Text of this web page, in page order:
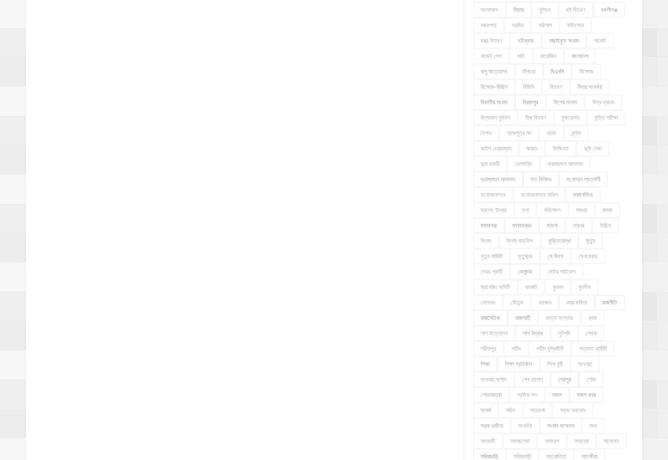
ফলোআপ ফিচার ফুটবল বই বিতরণ বকশীগঞ্জ
বজ্রপাত বড়দিন বরিশাল বর্ধিতসভা
বস্ত্র বিতরণ বহিষ্কার বাছাইকৃত সংবাদ বাজেট
বাজেট পেশ বাতি বায়োজিন বাংলাদেশ
বালু উত্তোলন বাঁশচড়া বিএনপি বিক্ষোভ
বিক্ষোভ-মিছিল বিজিবি বিতরণ বিদায় সংবর্ধনা
বিভাগীয় সংবাদ বিরামপুর বিশেষ সংবাদ বিশ্ব ব্যাংক
বিশ্বকাপ ফুটবল বীজ বিতরণ বৃক্ষরোপন বৃত্তি পরীক্ষা
বৈশাখ ব্রহ্মপুত্র নদ ব্রাক ব্র্যাক
ভাইস চেয়ারম্যান ভারত ভিজিএফ ভূমি সেবা
ভূয়া চাকরী ভোগান্তি ভ্রাম্যমাণ আদালত
ভ্রাম্যমান আদালত মত বিনিময় মনোনয়ন প্রত্যাশী
মনোনয়নপত্র মনোনয়নপত্র দাখিল ময়মনসিংহ
মরদেহ উদ্ধার মশা মহিলাদল মাগুড়া মাদক
মাদারগঞ্জ মানববন্ধন মামলা মারধর মিছিল
মিলাদ মিলাদ মাহফিল মুক্তিযোদ্ধা মৃত্যু
মৃত্যু বার্ষিকী মৃত্যুদন্ড মে দিবস মেনকেয়ার
মেয়র প্রার্থী মেলান্দহ মোটর সাইকেল
ম্যানেজিং কমিটি যানজট যুবদল যুবলীগ
যোগদান যৌতুক রমজান রম্য কবিতা রাজনীতি
রাজনৈতিক রাজশাহী রাস্তা সংস্কার র‍্যাব
লাশ উত্তোলন লাশ উদ্ধার লুটপাট লেখক
শরীফপুর শহীদ শহীদ বুদ্ধিজীবী শাহাদাত বার্ষিকী
শিক্ষা শিক্ষা প্রতিষ্ঠান শিলা বৃষ্টি শুভেচ্ছা
শুভেচ্ছা ক্লাস শেখ রাসেল শেরপুর শোক
শোভাযাত্রা শ্রমিক দল সকল সকল খবর
সংঘর্ষ সচিব সচেতনা সড়ক অবরোধ
সড়ক দুর্ঘটনা সংবর্ধনা সংবাদ সম্মেলন সভা
সমকামী সমাজসেবা সমাবেশ সম্মাননা সম্মেলন
সরিষাবাড়ি সরিষাবাড়ী সহযোগিতা সাতক্ষীরা